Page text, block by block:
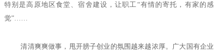
特别是高原地区食堂、宿舍建设，让职工“有情的寄托，有家的感
觉”……
清清爽爽做事，甩开膀子创业的氛围越来越浓厚。广大国有企业